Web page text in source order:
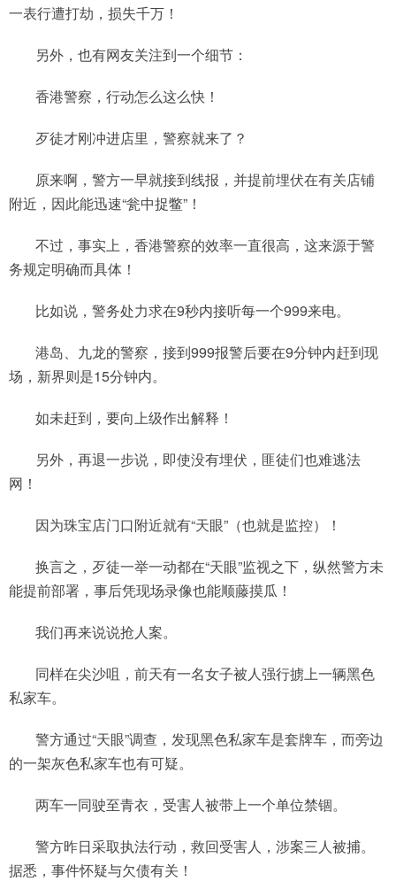
一表行遭打劫，损失千万！
另外，也有网友关注到一个细节：
香港警察，行动怎么这么快！
歹徒才刚冲进店里，警察就来了？
原来啊，警方一早就接到线报，并提前埋伏在有关店铺
附近，因此能迅速“瓮中捉鳖”！
不过，事实上，香港警察的效率一直很高，这来源于警
务规定明确而具体！
比如说，警务处力求在9秒内接听每一个999来电。
港岛、九龙的警察，接到999报警后要在9分钟内赶到现
场，新界则是15分钟内。
如未赶到，要向上级作出解释！
另外，再退一步说，即使没有埋伏，匪徒们也难逃法
网！
因为珠宝店门口附近就有“天眼”（也就是监控）！
换言之，歹徒一举一动都在“天眼”监视之下，纵然警方未
能提前部署，事后凭现场录像也能顺藤摸瓜！
我们再来说说抢人案。
同样在尖沙咀，前天有一名女子被人强行掳上一辆黑色
私家车。
警方通过“天眼”调查，发现黑色私家车是套牌车，而旁边
的一架灰色私家车也有可疑。
两车一同驶至青衣，受害人被带上一个单位禁锢。
警方昨日采取执法行动，救回受害人，涉案三人被捕。
据悉，事件怀疑与欠债有关！